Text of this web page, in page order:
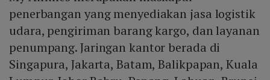
penerbangan yang menyediakan jasa logistik
udara, pengiriman barang kargo, dan layanan
penumpang. Jaringan kantor berada di
Singapura, Jakarta, Batam, Balikpapan, Kuala